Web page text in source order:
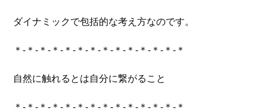
ダイナミックで包括的な考え方なのです。
＊-＊-＊-＊-＊-＊-＊-＊-＊-＊-＊-＊-＊-＊
自然に触れるとは自分に繋がること